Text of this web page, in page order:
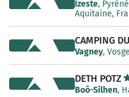
Izeste,
Aquitaine,
CAMPING
Vagney,
DETH POTZ
Boô-Silhen,